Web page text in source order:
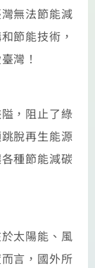
無法節能減
節能技術，
灣！
，阻止了綠
脫再生能源
種節能減碳
太陽能、風
言，國外所